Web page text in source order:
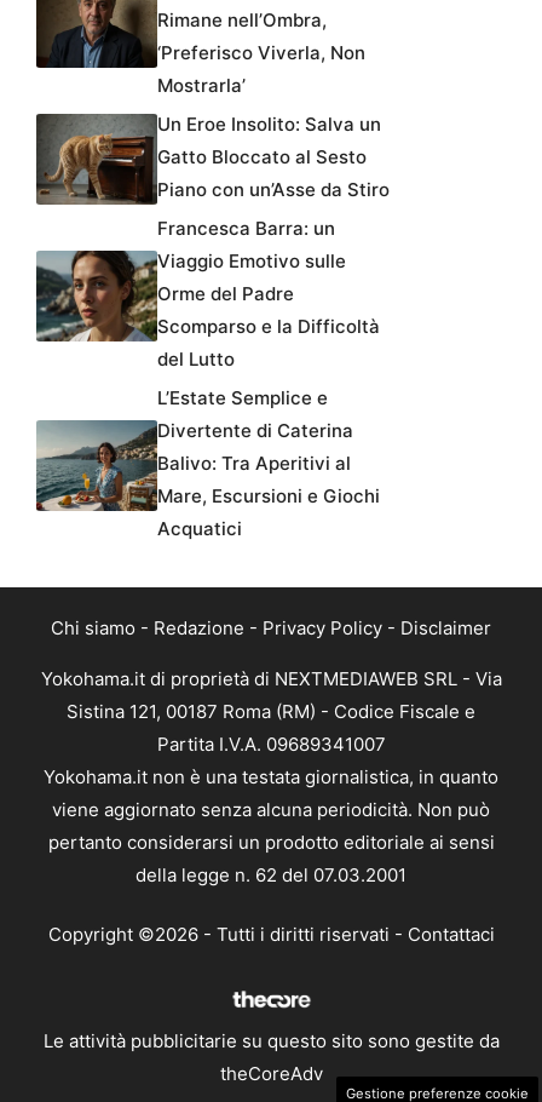
Rimane nell’Ombra,
‘Preferisco Viverla, Non
Mostrarla’
Un Eroe Insolito: Salva un
Gatto Bloccato al Sesto
Piano con un’Asse da Stiro
Francesca Barra: un
Viaggio Emotivo sulle
Orme del Padre
Scomparso e la Difficoltà
del Lutto
L’Estate Semplice e
Divertente di Caterina
Balivo: Tra Aperitivi al
Mare, Escursioni e Giochi
Acquatici
Chi siamo - Redazione - Privacy Policy - Disclaimer
Yokohama.it di proprietà di NEXTMEDIAWEB SRL - Via
Sistina 121, 00187 Roma (RM) - Codice Fiscale e
Partita I.V.A. 09689341007
Yokohama.it non è una testata giornalistica, in quanto
viene aggiornato senza alcuna periodicità. Non può
pertanto considerarsi un prodotto editoriale ai sensi
della legge n. 62 del 07.03.2001
Copyright ©2026 - Tutti i diritti riservati - Contattaci
Le attività pubblicitarie su questo sito sono gestite da
theCoreAdv
Gestione preferenze cookie